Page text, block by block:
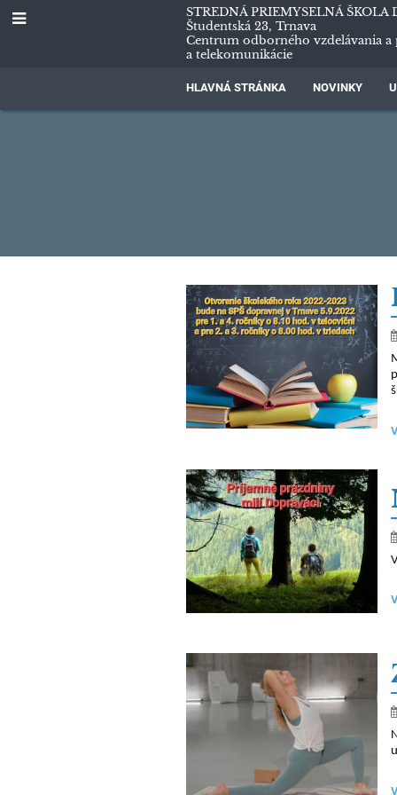
STREDNÁ PRIEMYSELNÁ ŠKOLA
Študentská 23, Trnava
Centrum odborného vzdelávania
a telekomunikácie
HLAVNÁ STRÁNKA NOVINKY
Blog
riaditeľa